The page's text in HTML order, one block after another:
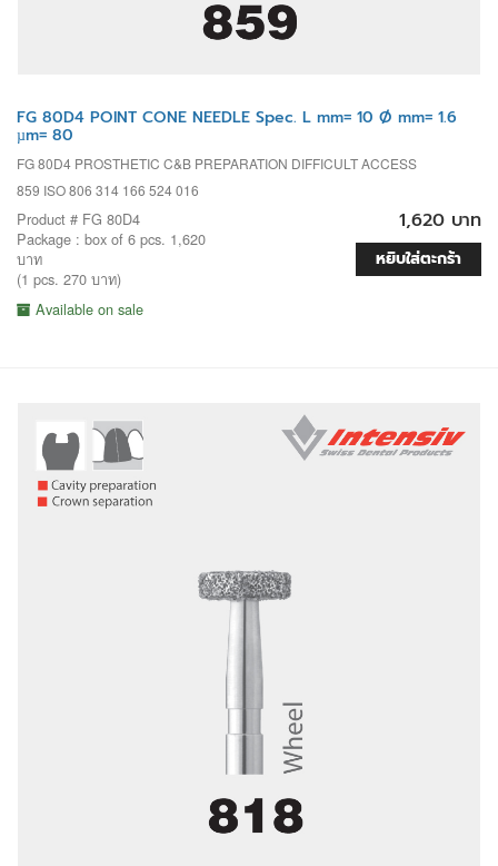
FG 80D4 POINT CONE NEEDLE Spec. L mm= 10 Ø mm= 1.6
µm= 80
FG 80D4 PROSTHETIC C&B PREPARATION DIFFICULT ACCESS
859 ISO 806 314 166 524 016
Product # FG 80D4
Package : box of 6 pcs. 1,620
บาท
(1 pcs. 270 บาท)
Available on sale
1,620 บาท
หยิบใส่ตะกร้า